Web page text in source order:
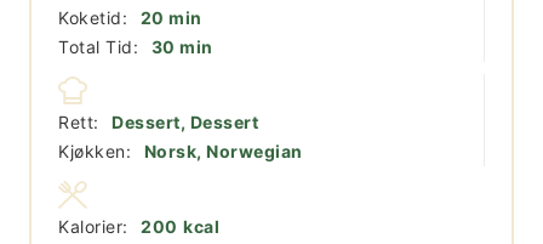
Koketid:
20 minutter
min
Total Tid:
30 minutter
min
Rett:
Dessert, Dessert
Kjøkken:
Norsk, Norwegian
Kalorier: 200 kcal